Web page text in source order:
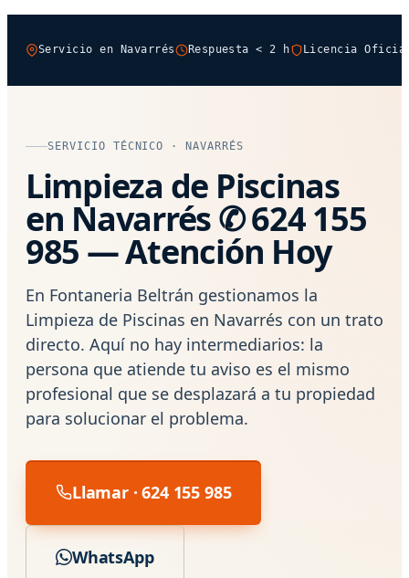
Servicio en Navarrés Respuesta < 2 h Licencia
SERVICIO TÉCNICO · NAVARRÉS
Limpieza de Piscinas
en Navarrés ✆ 624 155
985 — Atención Hoy
En Fontaneria Beltrán gestionamos la
Limpieza de Piscinas en Navarrés con un trato
directo. Aquí no hay intermediarios: la
persona que atiende tu aviso es el mismo
profesional que se desplazará a tu propiedad
para solucionar el problema.
Llamar · 624 155 985
WhatsApp